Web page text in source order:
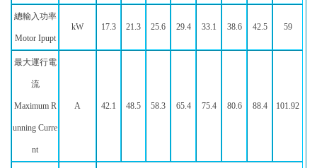
總輸入功率
Motor Ipupt
kW 17.3 21.3 25.6 29.4 33.1 38.6 42.5 59
最大運行電
流
Maximum R
unning Curre
nt
A 42.1 48.5 58.3 65.4 75.4 80.6 88.4 101.92